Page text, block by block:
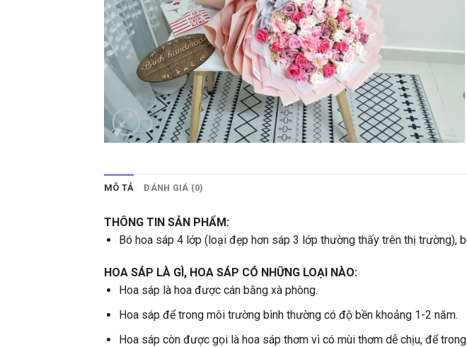
MÔ TẢ ĐÁNH GIÁ (0)
THÔNG TIN SẢN PHẨM:
Bó hoa sáp 4 lớp (loại đẹp hơn sáp 3 lớp thường thấy trên thị trường),
HOA SÁP LÀ GÌ, HOA SÁP CÓ NHỮNG LOẠI NÀO:
Hoa sáp là hoa được cán bằng xà phòng.
Hoa sáp để trong môi trường bình thường có độ bền khoảng 1-2 năm.
Hoa sáp còn được gọi là hoa sáp thơm vì có mùi thơm dễ chịu, để